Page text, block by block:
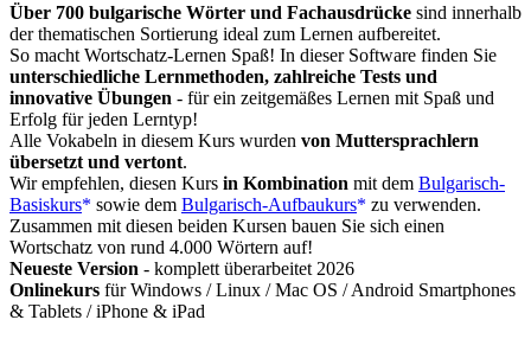
Über 700 bulgarische Wörter und Fachausdrücke sind innerhalb
der thematischen Sortierung ideal zum Lernen aufbereitet.
So macht Wortschatz-Lernen Spaß! In dieser Software finden Sie
unterschiedliche Lernmethoden, zahlreiche Tests und
innovative Übungen - für ein zeitgemäßes Lernen mit Spaß und
Erfolg für jeden Lerntyp!
Alle Vokabeln in diesem Kurs wurden von Muttersprachlern
übersetzt und vertont.
Wir empfehlen, diesen Kurs in Kombination mit dem Bulgarisch-
Basiskurs
sowie dem Bulgarisch-Aufbaukurs
zu verwenden.
Zusammen mit diesen beiden Kursen bauen Sie sich einen
Wortschatz von rund 4.000 Wörtern auf!
Neueste Version - komplett überarbeitet 2026
Onlinekurs für Windows / Linux / Mac OS / Android Smartphones
& Tablets / iPhone & iPad